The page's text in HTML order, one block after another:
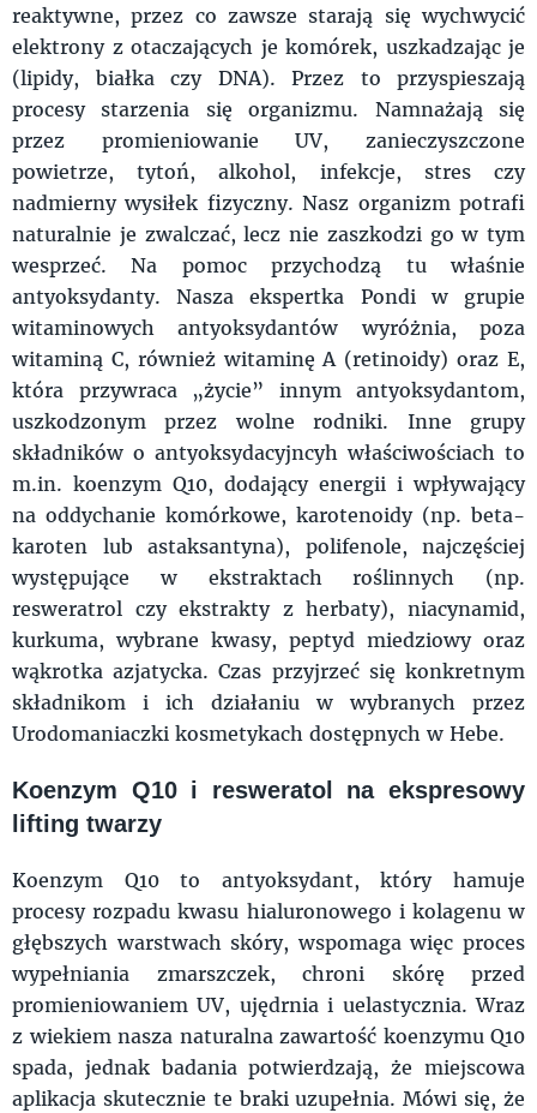
reaktywne, przez co zawsze starają się wychwycić
elektrony z otaczających je komórek, uszkadzając je
(lipidy, białka czy DNA). Przez to przyspieszają
procesy starzenia się organizmu. Namnażają się
przez promieniowanie UV, zanieczyszczone
powietrze, tytoń, alkohol, infekcje, stres czy
nadmierny wysiłek fizyczny. Nasz organizm potrafi
naturalnie je zwalczać, lecz nie zaszkodzi go w tym
wesprzeć. Na pomoc przychodzą tu właśnie
antyoksydanty. Nasza ekspertka Pondi w grupie
witaminowych antyoksydantów wyróżnia, poza
witaminą C, również witaminę A (retinoidy) oraz E,
która przywraca „życie” innym antyoksydantom,
uszkodzonym przez wolne rodniki. Inne grupy
składników o antyoksydacyjncyh właściwościach to
m.in. koenzym Q10, dodający energii i wpływający
na oddychanie komórkowe, karotenoidy (np. beta-
karoten lub astaksantyna), polifenole, najczęściej
występujące w ekstraktach roślinnych (np.
resweratrol czy ekstrakty z herbaty), niacynamid,
kurkuma, wybrane kwasy, peptyd miedziowy oraz
wąkrotka azjatycka. Czas przyjrzeć się konkretnym
składnikom i ich działaniu w wybranych przez
Urodomaniaczki kosmetykach dostępnych w Hebe.
Koenzym Q10 i resweratol na ekspresowy
lifting twarzy
Koenzym Q10 to antyoksydant, który hamuje
procesy rozpadu kwasu hialuronowego i kolagenu w
głębszych warstwach skóry, wspomaga więc proces
wypełniania zmarszczek, chroni skórę przed
promieniowaniem UV, ujędrnia i uelastycznia. Wraz
z wiekiem nasza naturalna zawartość koenzymu Q10
spada, jednak badania potwierdzają, że miejscowa
aplikacja skutecznie te braki uzupełnia. Mówi się, że